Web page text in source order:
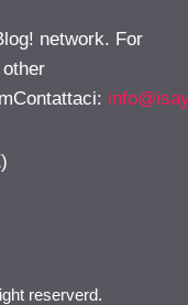
network. For
:
reserverd.